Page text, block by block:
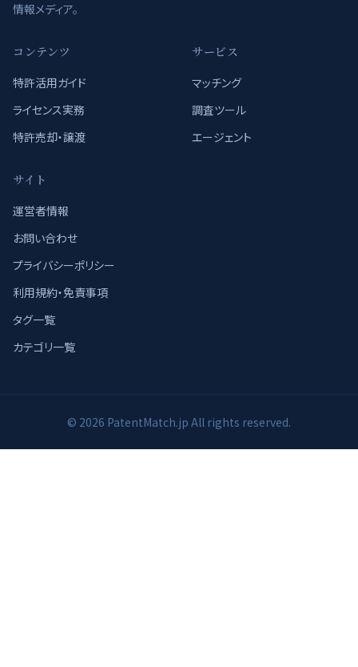
情報メディア。
コンテンツ
特許活用ガイド
ライセンス実務
特許売却・譲渡
サービス
マッチング
調査ツール
エージェント
サイト
運営者情報
お問い合わせ
プライバシーポリシー
利用規約・免責事項
タグ一覧
カテゴリ一覧
© 2026 PatentMatch.jp All rights reserved.